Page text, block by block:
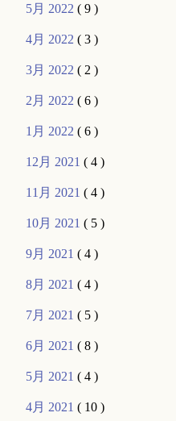
5月 2022( 9 )
4月 2022( 3 )
3月 2022( 2 )
2月 2022( 6 )
1月 2022( 6 )
12月 2021( 4 )
11月 2021( 4 )
10月 2021( 5 )
9月 2021( 4 )
8月 2021( 4 )
7月 2021( 5 )
6月 2021( 8 )
5月 2021( 4 )
4月 2021( 10 )